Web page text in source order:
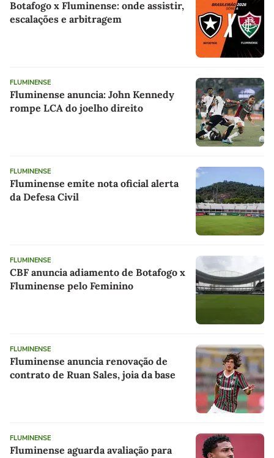
Botafogo x Fluminense: onde assistir,
escalações e arbitragem
FLUMINENSE
Fluminense anuncia: John Kennedy
rompe LCA do joelho direito
FLUMINENSE
Fluminense emite nota oficial alerta
da Defesa Civil
FLUMINENSE
CBF anuncia adiamento de Botafogo x
Fluminense pelo Feminino
FLUMINENSE
Fluminense anuncia renovação de
contrato de Ruan Sales, joia da base
FLUMINENSE
Fluminense aguarda avaliação para